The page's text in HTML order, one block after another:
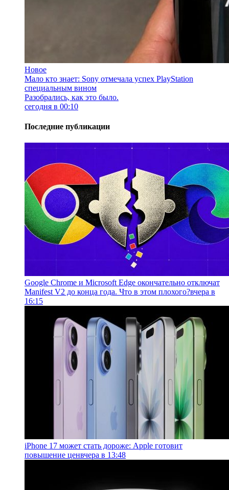
Новое
Мало кто знает: Sony отмечала успех PlayStation
специальным вином
Разобрались, как это было.
сегодня в 00:10
Последние публикации
Google Chrome и Microsoft Edge окончательно отключат
Manifest V2 до конца года. Что в этом плохого?вчера в
16:15
iPhone 17 может стать дороже: Apple готовит
повышение ценвчера в 13:48